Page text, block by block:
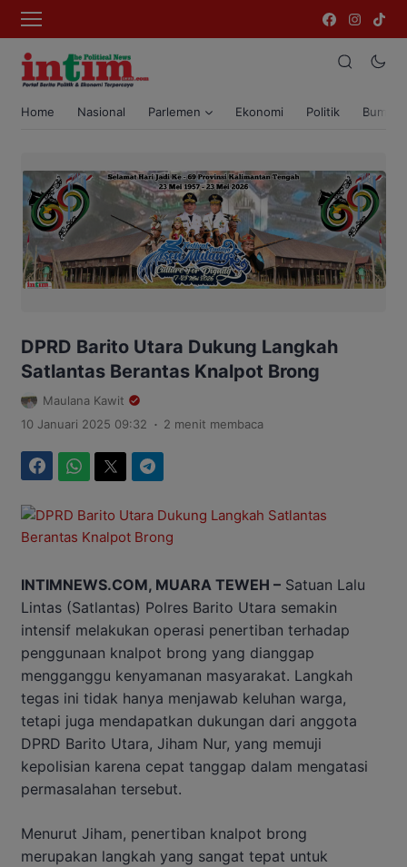
Home Nasional Parlemen Ekonomi Politik Bumi
DPRD Barito Utara Dukung Langkah
Satlantas Berantas Knalpot Brong
Maulana Kawit
10 Januari 2025 09:32 . 2 menit membaca
INTIMNEWS.COM, MUARA TEWEH – Satuan Lalu
Lintas (Satlantas) Polres Barito Utara semakin
intensif melakukan operasi penertiban terhadap
penggunaan knalpot brong yang dianggap
mengganggu kenyamanan masyarakat. Langkah
tegas ini tidak hanya menjawab keluhan warga,
tetapi juga mendapatkan dukungan dari anggota
DPRD Barito Utara, Jiham Nur, yang memuji
kepolisian karena cepat tanggap dalam mengatasi
permasalahan tersebut.
Menurut Jiham, penertiban knalpot brong
merupakan langkah yang sangat tepat untuk